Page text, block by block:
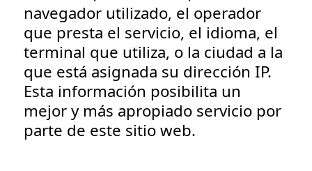
navegador utilizado, el operador
que presta el servicio, el idioma, el
terminal que utiliza, o la ciudad a la
que está asignada su dirección IP.
Esta información posibilita un
mejor y más apropiado servicio por
parte de este sitio web.